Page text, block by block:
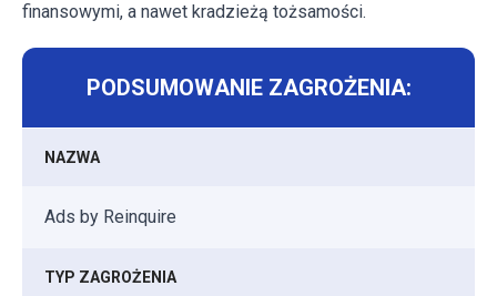
finansowymi, a nawet kradzieżą tożsamości.
PODSUMOWANIE ZAGROŻENIA:
NAZWA
Ads by Reinquire
TYP ZAGROŻENIA